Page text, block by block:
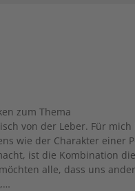
zum Thema
von der Leber. Für mich
wie der Charakter einer
ist die Kombination
alle, dass uns